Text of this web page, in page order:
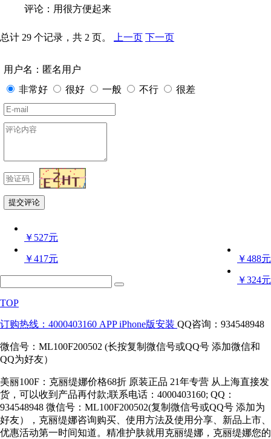
评论：用很方便起来
总计 29 个记录，共 2 页。 上一页 下一页
用户名：匿名用户
非常好
很好 一般 不行 很差
￥527元
￥488元
￥417元
￥324元
TOP
订购热线：4000403160 APP iPhone版安装 QQ咨询：934548948
微信号：ML100F200502 (长按复制微信号或QQ号 添加微信和
QQ为好友）
美丽100F：克丽缇娜价格68折 原装正品 21年专营 从上海直接发
货，可以收到产品再付款;联系电话：4000403160; QQ：
934548948 微信号：ML100F200502(复制微信号或QQ号 添加为
好友），克丽缇娜咨询购买、使用方法及使用分享、新品上市、
优惠活动第一时间知道。精准护肤就用克丽缇娜，克丽缇娜您的